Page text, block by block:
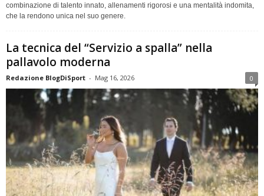
combinazione di talento innato, allenamenti rigorosi e una mentalità indomita,
che la rendono unica nel suo genere.
La tecnica del “Servizio a spalla” nella
pallavolo moderna
Redazione BlogDiSport - Mag 16, 2026 0